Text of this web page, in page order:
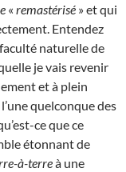
« remastérisé » et qui
Entendez
naturelle de
je vais revenir
et à plein
quelconque des
ce que ce
étonnant de
à-terreà une